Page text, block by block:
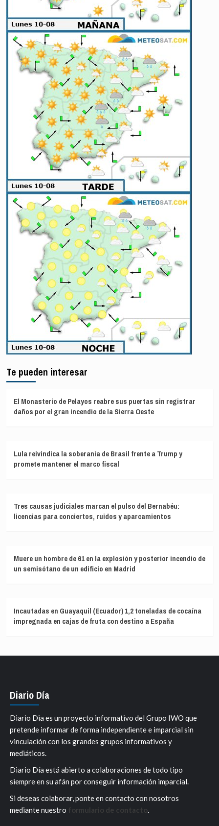
Te pueden interesar
El Monasterio de Pelayos reabre sus puertas sin registrar
daños por el gran incendio de la Sierra Oeste
Lula reivindica la soberanía de Brasil frente a Trump y
promete mantener el marco fiscal
Tres causas judiciales marcan el pulso del Bernabéu:
licencias para conciertos, ruidos y aparcamientos
Muere un hombre de 61 en la explosión y posterior incendio de
un semisótano de un edificio en Madrid
Incautadas en Guayaquil (Ecuador) 1,2 toneladas de cocaína
impregnada en cajas de fruta con destino a España
Diario Día
Diario Dia es un proyecto informativo del Grupo IWO que
pretende informar de forma independiente e imparcial sin
vinculación con los grandes grupos informativos y
mediáticos.
Diario Día está abierto a colaboraciones de todo tipo
siempre en su afán por conseguir información imparcial.
Si deseas colaborar, ponte en contacto con nosotros
mediante nuestro formulario de contacto.